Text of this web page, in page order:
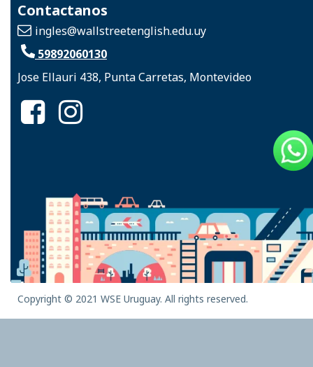
Contactanos
ingles@wallstreetenglish.edu.uy
59892060130
Jose Ellauri 438, Punta Carretas, Montevideo
Copyright © 2021 WSE Uruguay. All rights reserved.